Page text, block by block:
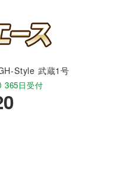
Style 武蔵1号
365日受付